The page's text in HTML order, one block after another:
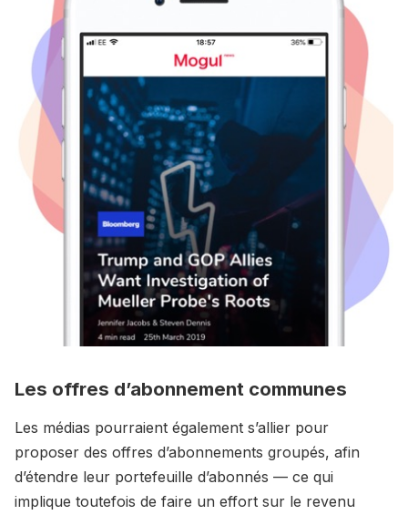
Les offres d’abonnement communes
Les médias pourraient également s’allier pour
proposer des offres d’abonnements groupés, afin
d’étendre leur portefeuille d’abonnés — ce qui
implique toutefois de faire un effort sur le revenu